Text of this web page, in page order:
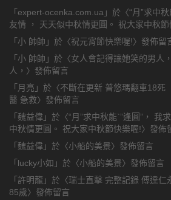
「expert-ocenka.com.ua 」於〈“月”求中
友情 ， 天天似中秋情更圓。 祝大家中秋節
「 小 帥帥 」於〈祝元宵節快樂喔!〉發佈留
「 小 帥帥 」於〈女人會記得讓她笑的男人
人， 〉發佈留言
「 月亮 」於〈不斷在更新 普悠瑪翻車18
醫 急救〉發佈留言
「 魏益偉 」於〈“月”求中秋能`”逢圓”， 我
中秋情更圓。 祝大家中秋節快樂喔!〉發佈
「 魏益偉 」於〈小船的美景〉發佈留言
「 lucky小如 」於〈小船的美景〉發佈留言
「許明龍 」於〈瑞士直擊 完整記錄 傅達仁
85歲〉發佈留言